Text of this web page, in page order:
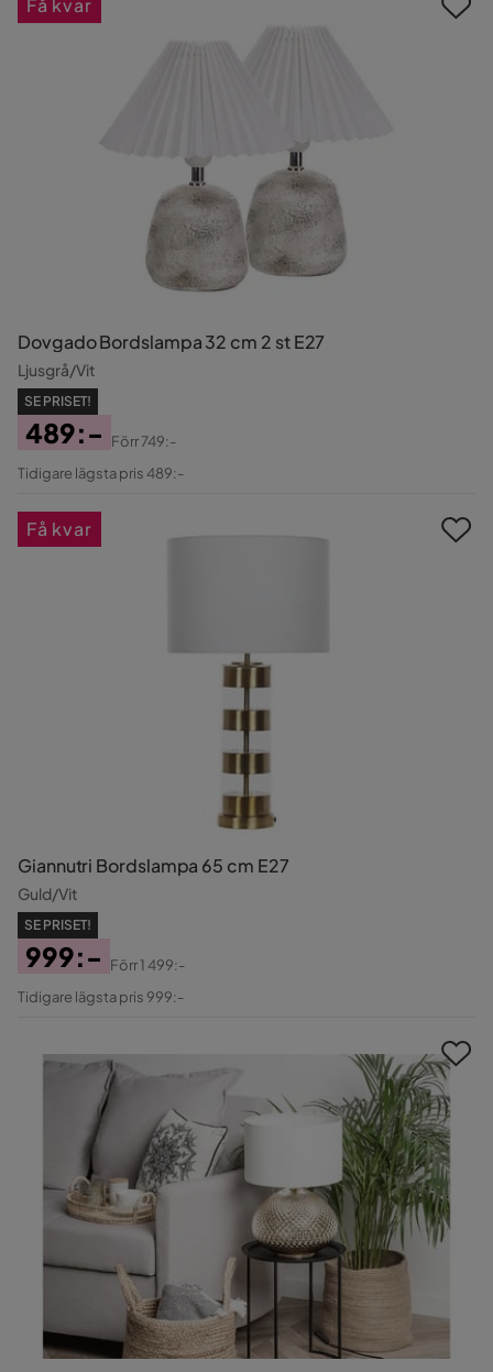
Dovgado Bordslampa 32 cm 2 st E27
Ljusgrå/Vit
SE PRISET!
Pris
489:-
Original
Förr749:-
Tidigare lägsta pris 489:-
Giannutri Bordslampa 65 cm E27
Guld/Vit
SE PRISET!
Pris
999:-
Original
Förr1 499:-
Tidigare lägsta pris 999:-
Få kvar